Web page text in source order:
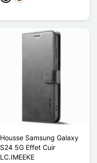
Housse Samsung Galaxy
S24 5G Effet Cuir
LC.IMEEKE